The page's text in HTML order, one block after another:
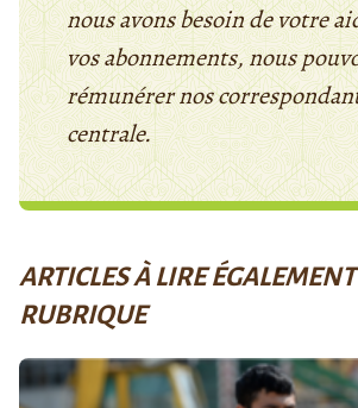
nous avons besoin de votre
vos abonnements, nous
rémunérer nos
centrale.
ARTICLES À LIRE
RUBRIQUE